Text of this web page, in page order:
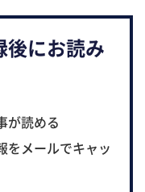
後にお読み
が読める
をメールでキャッ